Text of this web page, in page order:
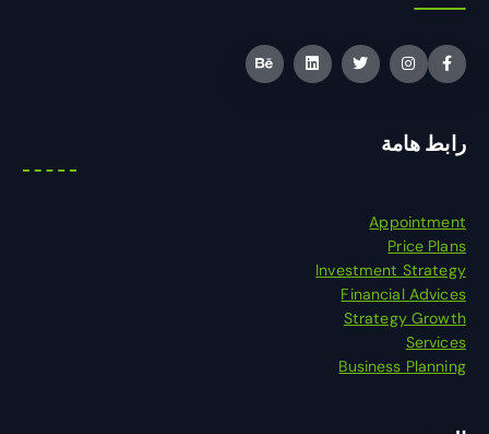
رابط هامة
Appointment
Price Plans
Investment Strategy
Financial Advices
Strategy Growth
Services
Business Planning